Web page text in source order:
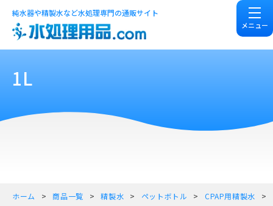
純水器や精製水など水処理専門の通販サイト
メニュー
1L
ホーム 商品一覧 精製水 ペットボトル CPAP用精製水